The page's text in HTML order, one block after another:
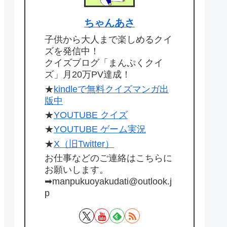
ちゃんあさ
子供から大人まで楽しめるクイ
ズを発信中！
クイズブログ「まんぷくクイ
ズ」月20万PV達成！
★kindleで無料クイズマンガ出
版中
★YOUTUBE クイズ
★YOUTUBE ゲーム実況
★X（旧Twitter）
お仕事などのご連絡はこちらに
お願いします。
➡manpukuoyakudati@outlook.j
p